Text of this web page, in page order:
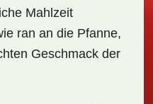
Mahlzeit
ran an die Pfanne,
Geschmack der